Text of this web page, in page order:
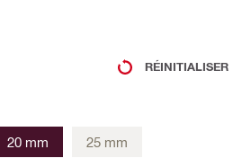
RÉINITIALISER
20 mm 25 mm